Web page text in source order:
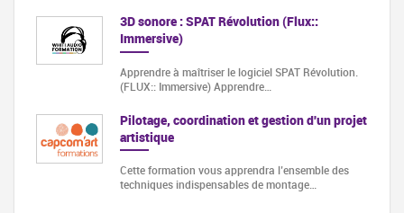
3D sonore : SPAT Révolution (Flux::
Immersive)
Apprendre à maîtriser le logiciel SPAT Révolution.
(FLUX:: Immersive) Apprendre…
Pilotage, coordination et gestion d'un projet
artistique
Cette formation vous apprendra l’ensemble des
techniques indispensables de montage…